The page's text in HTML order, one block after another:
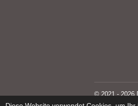
© 2021 - 2026